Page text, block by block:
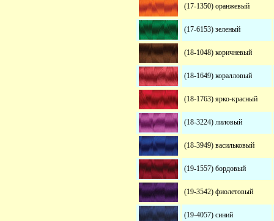
(17-1350) оранжевый
(17-6153) зеленый
(18-1048) коричневый
(18-1649) коралловый
(18-1763) ярко-красный
(18-3224) лиловый
(18-3949) васильковый
(19-1557) бордовый
(19-3542) фиолетовый
(19-4057) синий